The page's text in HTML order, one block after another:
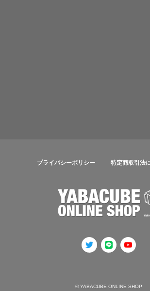
プライバシーポリシー 特定商取引法
© YABACUBE ONLINE SHOP